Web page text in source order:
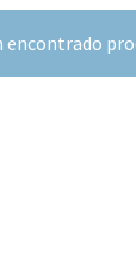
encontrado